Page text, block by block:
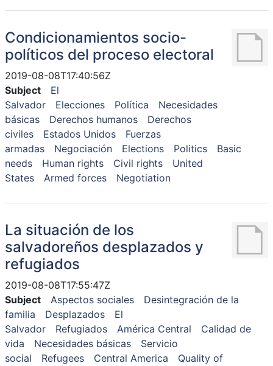
Condicionamientos socio-
políticos del proceso electoral
2019-08-08T17:40:56Z
Subject
El
Salvador
Elecciones Política
Necesidades
básicas
Derechos humanos
Derechos
civiles
Estados Unidos
Fuerzas
armadas
Negociación Elections Politics
Basic
needs
Human rights Civil rights
United
States
Armed forces Negotiation
La situación de los
salvadoreños desplazados y
refugiados
2019-08-08T17:55:47Z
Subject
Aspectos sociales
Desintegración de la
familia
Desplazados
El
Salvador
Refugiados América Central
Calidad de
vida
Necesidades básicas
Servicio
social
Refugees Central America
Quality of